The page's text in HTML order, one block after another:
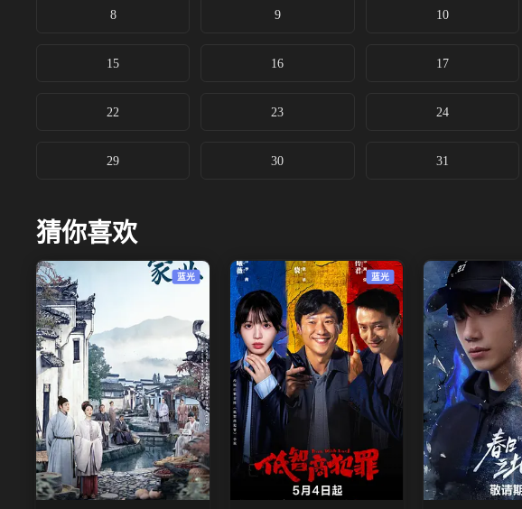
8 9 10
15 16 17
22 23 24
29 30 31
猜你喜欢
蓝光 蓝光